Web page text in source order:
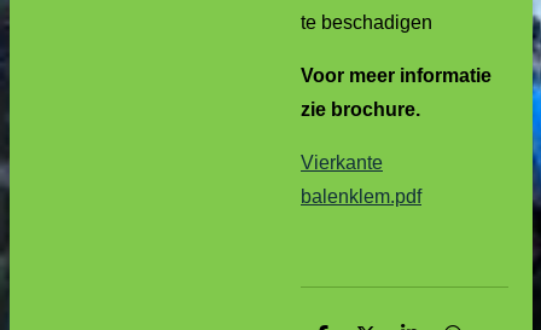
te beschadigen
Voor meer informatie
zie brochure.
Vierkante
balenklem.pdf